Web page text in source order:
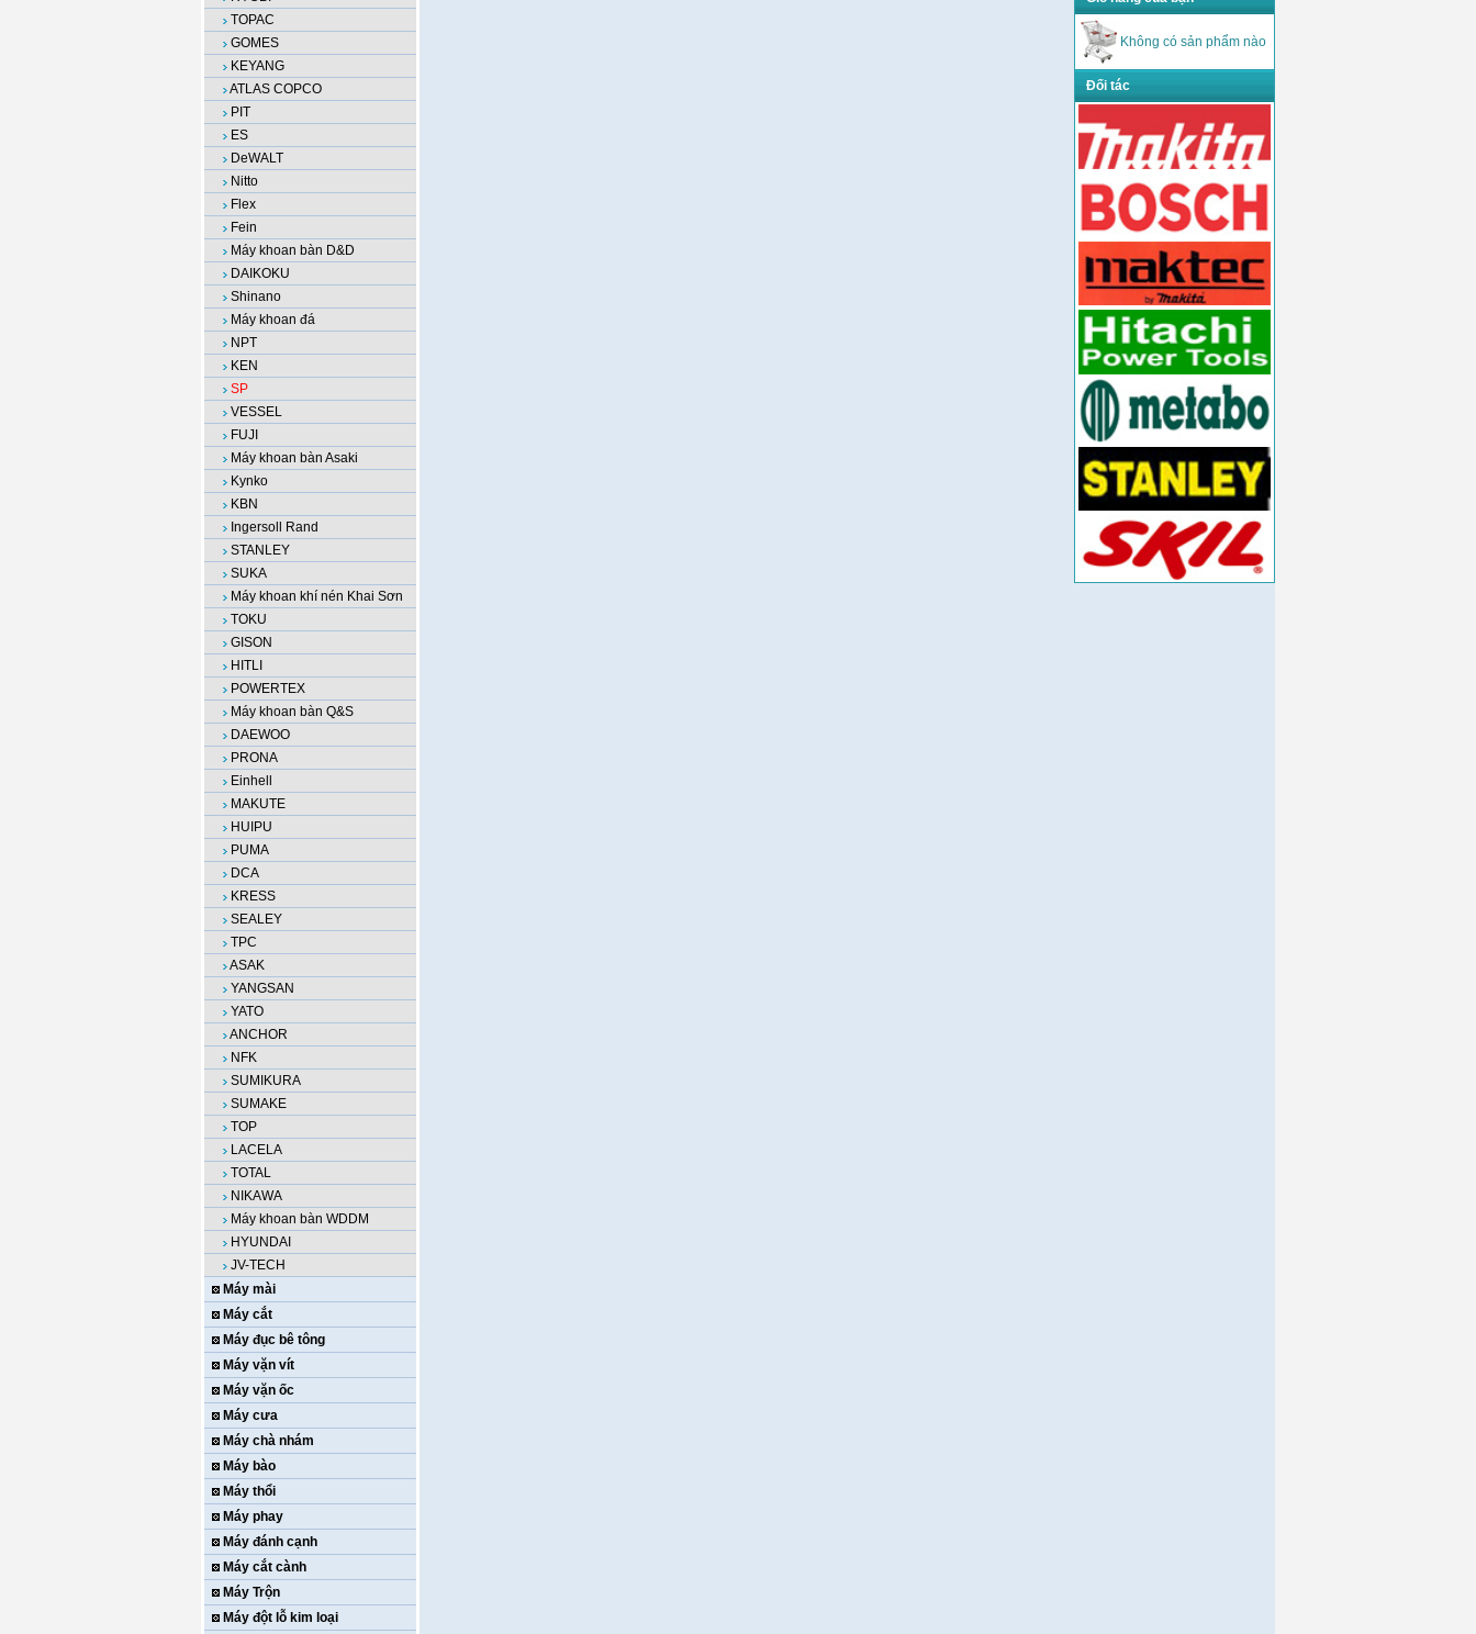
TOPAC
GOMES
KEYANG
ATLAS COPCO
PIT
ES
DeWALT
Nitto
Flex
Fein
Máy khoan bàn D&D
DAIKOKU
Shinano
Máy khoan đá
NPT
KEN
SP
VESSEL
FUJI
Máy khoan bàn Asaki
Kynko
KBN
Ingersoll Rand
STANLEY
SUKA
Máy khoan khí nén Khai Sơn
TOKU
GISON
HITLI
POWERTEX
Máy khoan bàn Q&S
DAEWOO
PRONA
Einhell
MAKUTE
HUIPU
PUMA
DCA
KRESS
SEALEY
TPC
ASAK
YANGSAN
YATO
ANCHOR
NFK
SUMIKURA
SUMAKE
TOP
LACELA
TOTAL
NIKAWA
Máy khoan bàn WDDM
HYUNDAI
JV-TECH
Máy mài
Máy cắt
Máy đục bê tông
Máy vặn vít
Máy vặn ốc
Máy cưa
Máy chà nhám
Máy bào
Máy thổi
Máy phay
Máy đánh cạnh
Máy cắt cành
Máy Trộn
Máy đột lỗ kim loại
Không có sản phẩm nào
Đối tác